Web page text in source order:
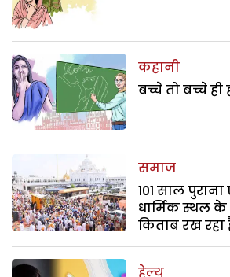
कहानी
बच्चे तो बच्चे ही
समाज
101 साल
धार्मिक स्थल
किताब रख रहा
हेल्थ